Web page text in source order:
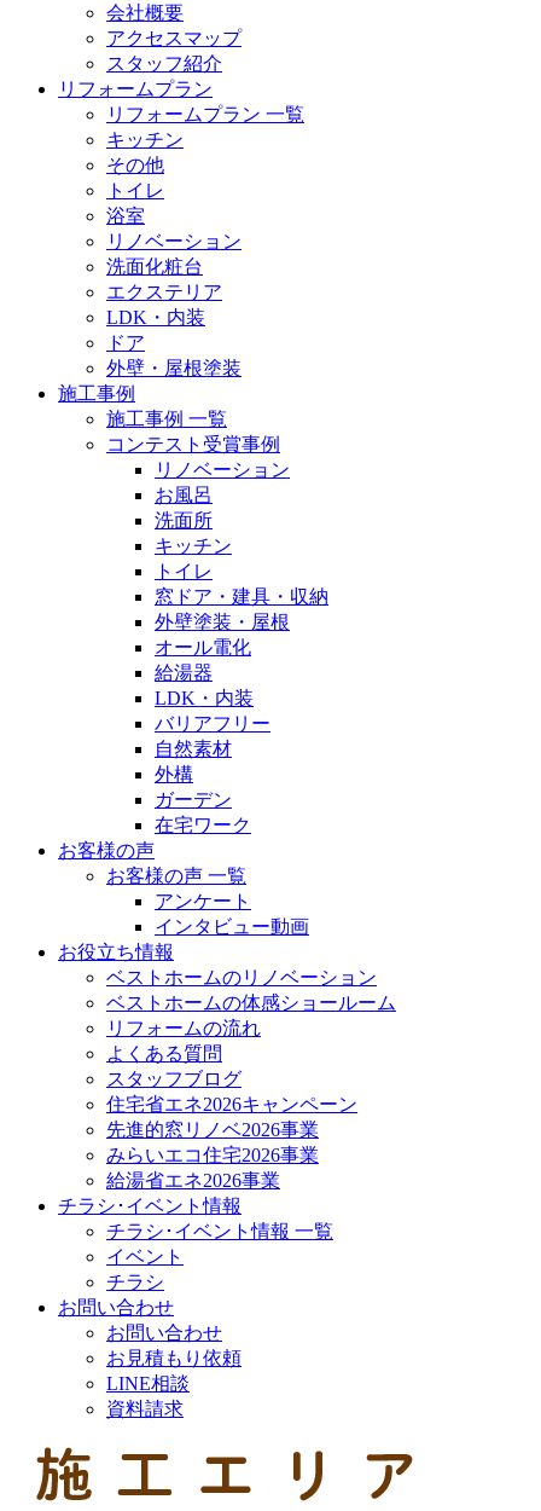
会社概要
アクセスマップ
スタッフ紹介
リフォームプラン
リフォームプラン 一覧
キッチン
その他
トイレ
浴室
リノベーション
洗面化粧台
エクステリア
LDK・内装
ドア
外壁・屋根塗装
施工事例
施工事例 一覧
コンテスト受賞事例
リノベーション
お風呂
洗面所
キッチン
トイレ
窓ドア・建具・収納
外壁塗装・屋根
オール電化
給湯器
LDK・内装
バリアフリー
自然素材
外構
ガーデン
在宅ワーク
お客様の声
お客様の声 一覧
アンケート
インタビュー動画
お役立ち情報
ベストホームのリノベーション
ベストホームの体感ショールーム
リフォームの流れ
よくある質問
スタッフブログ
住宅省エネ2026キャンペーン
先進的窓リノベ2026事業
みらいエコ住宅2026事業
給湯省エネ2026事業
チラシ･イベント情報
チラシ･イベント情報 一覧
イベント
チラシ
お問い合わせ
お問い合わせ
お見積もり依頼
LINE相談
資料請求